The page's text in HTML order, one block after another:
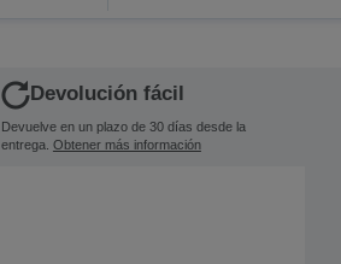
Devolución fácil
Devuelve en un plazo de 30 días desde la
entrega. Obtener más información